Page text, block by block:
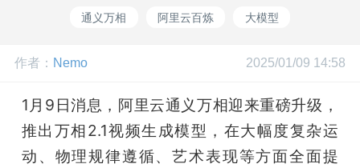
网
公
通义万相 阿里云百炼 大模型
作者： Nemo 2025/01/09 14:58
1月9日消息，阿里云通义万相迎来重磅升级，
推出万相2.1视频生成模型，在大幅度复杂运
动、物理规律遵循、艺术表现等方面全面提